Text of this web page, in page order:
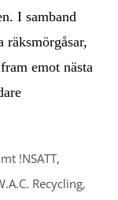
I samband
räksmörgåsar,
emot nästa
!NSATT,
Recycling,